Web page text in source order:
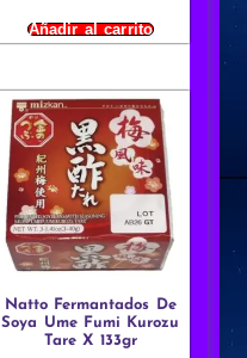
Añadir al carrito
Natto Fermantados De
Soya Ume Fumi Kurozu
Tare X 133gr